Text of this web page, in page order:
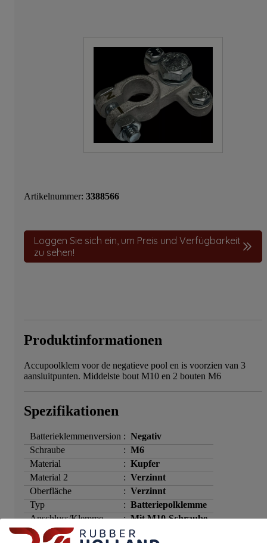
Artikelnummer: 3388566
Loggen Sie sich ein, um Preis und Verfügbarkeit
zu sehen!
Produktinformationen
Accupoolklem voor de negatieve pool en is voorzien van 3
aansluitpunten. Middelste bout M10 en 2 bouten M6
Spezifikationen
Batterieklemmenversion : Negativ
Schraube
: M6
Material
: Kupfer
Material 2
: Verzinnt
Oberfläche
: Verzinnt
Typ
: Batteriepolklemme
Anschluss/Klemme
: Mit M10-Schraube